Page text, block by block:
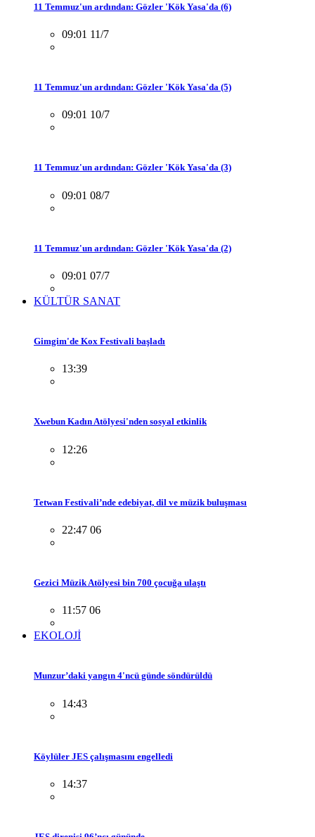
11 Temmuz'un ardından: Gözler 'Kök Yasa'da (6)
09:01 11/7
11 Temmuz'un ardından: Gözler 'Kök Yasa'da (5)
09:01 10/7
11 Temmuz'un ardından: Gözler 'Kök Yasa'da (3)
09:01 08/7
11 Temmuz'un ardından: Gözler 'Kök Yasa'da (2)
09:01 07/7
KÜLTÜR SANAT
Gimgim'de Kox Festivali başladı
13:39
Xwebun Kadın Atölyesi'nden sosyal etkinlik
12:26
Tetwan Festivali’nde edebiyat, dil ve müzik buluşması
22:47 06
Gezici Müzik Atölyesi bin 700 çocuğa ulaştı
11:57 06
EKOLOJİ
Munzur’daki yangın 4'ncü günde söndürüldü
14:43
Köylüler JES çalışmasını engelledi
14:37